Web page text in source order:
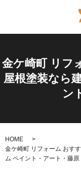
金ケ崎町 リフ
屋根塗装なら
ン
HOME
金ケ崎町 リフォーム おす
ム ペイント・アート・藤原